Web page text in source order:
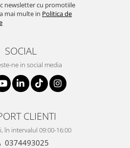
newsletter cu promotiile
mai multe in Politica de
SOCIAL
ne in social media
CLIENTI
în intervalul 09:00-16:00
0374493025